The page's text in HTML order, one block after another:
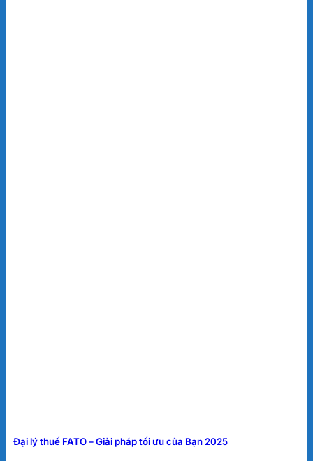
Đại lý thuế FATO – Giải pháp tối ưu của Bạn 2025